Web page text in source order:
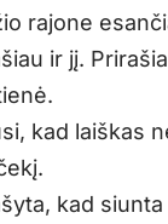
rajone
ir jį.
kad laiškas
kad